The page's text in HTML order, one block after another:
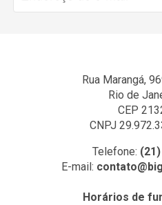
Rua Marangá,
Rio de
CEP
CNPJ
Telefone:
E-mail:
Horários de